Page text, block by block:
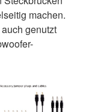
machen.
genutzt